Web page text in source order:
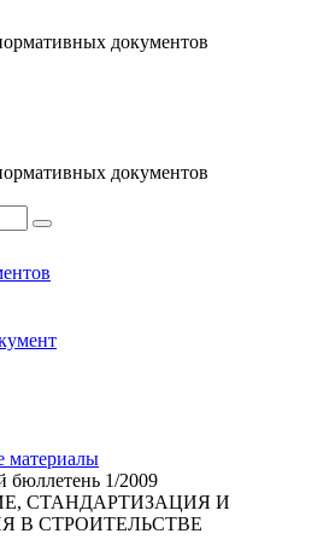
документов
документов
1/2009
СТАНДАРТИЗАЦИЯ И
В СТРОИТЕЛЬСТВЕ